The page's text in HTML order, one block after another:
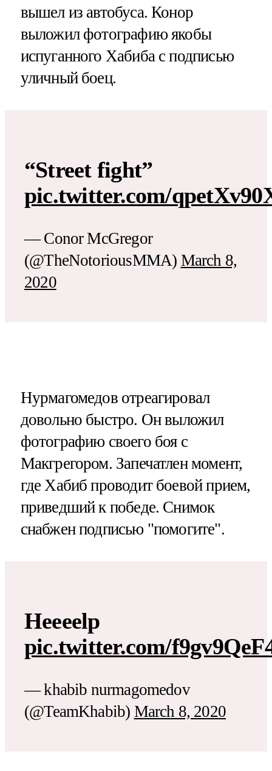
вышел из автобуса. Конор
выложил фотографию якобы
испуганного Хабиба с подписью
уличный боец.
“Street fight”
pic.twitter.com/
— Conor McGregor
(@TheNotoriousMMA) March 8,
2020
Нурмагомедов отреагировал
довольно быстро. Он выложил
фотографию своего боя с
Макгрегором. Запечатлен момент,
где Хабиб проводит боевой прием,
приведший к победе. Снимок
снабжен подписью "помогите".
Heeeelp
pic.twitter.com/
— khabib nurmagomedov
(@TeamKhabib) March 8, 2020